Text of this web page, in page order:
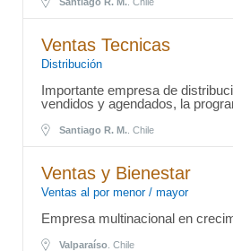
Ventas Tecnicas
Distribución
Importante empresa de
vendidos y agendados, la
Santiago R. M. . Chile
Ventas y Bienestar
Ventas al por menor / mayor
Empresa multinacional en
Valparaíso . Chile